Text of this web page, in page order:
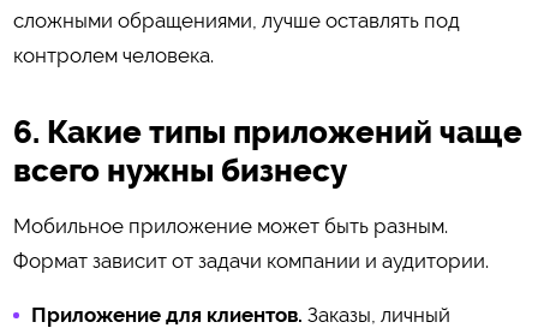
сложными обращениями, лучше оставлять под
контролем человека.
6. Какие типы приложений чаще
всего нужны бизнесу
Мобильное приложение может быть разным.
Формат зависит от задачи компании и аудитории.
Приложение для клиентов. Заказы, личный